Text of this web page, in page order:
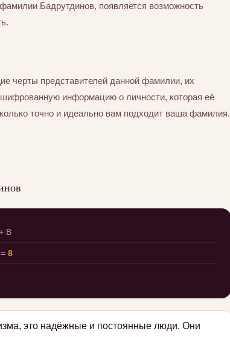
Бадрутдинов, появляется возможность
черты представителей данной фамилии, их
информацию о личности, которая её
точно и идеально вам подходит ваша фамилия.
В
8
это надёжные и постоянные люди. Они